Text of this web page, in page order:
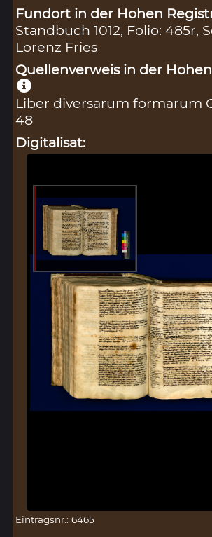
Fundort in der Hohen
Standbuch 1012, Folio: 485r,
Lorenz Fries
Quellenverweis in der
Liber diversarum formarum
48
Digitalisat:
Eintragsnr.: 6465